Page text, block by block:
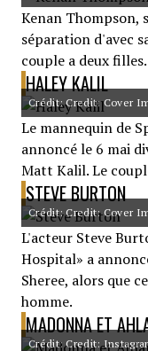
Kenan Thompson,
séparation d'avec
couple a deux filles.
HALEY KALIL
Crédit: Credit: Cover
Le mannequin de
annoncé le 6 mai
Matt Kalil. Le
STEVE BURTON
Crédit: Credit: Cover
L'acteur Steve
Hospital» a
Sheree, alors que
homme.
MADONNA ET
Crédit: Credit: